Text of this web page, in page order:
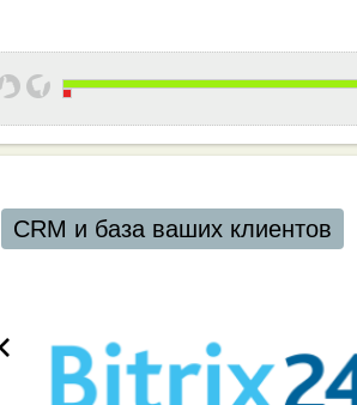
CRM и база ваших клиентов